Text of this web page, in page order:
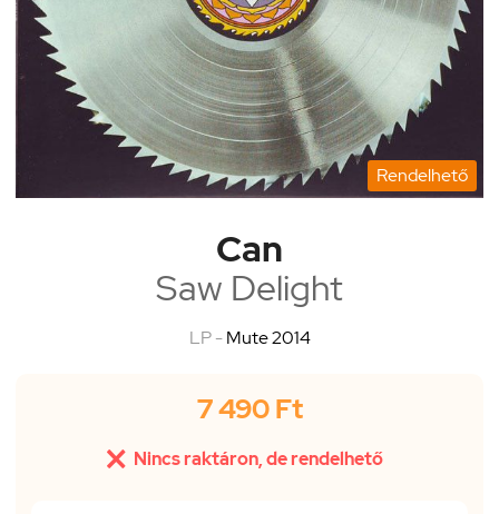
Rendelhető
Can
Saw Delight
LP -Mute 2014
7 490 Ft
 Nincs raktáron, de rendelhető